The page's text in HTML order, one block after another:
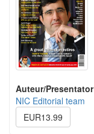
Auteur/Presentator
NIC Editorial team
EUR13.99